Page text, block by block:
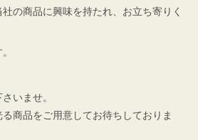
の商品に興味を持たれ、お立ち寄りく
いませ。
商品をご用意してお待ちしておりま